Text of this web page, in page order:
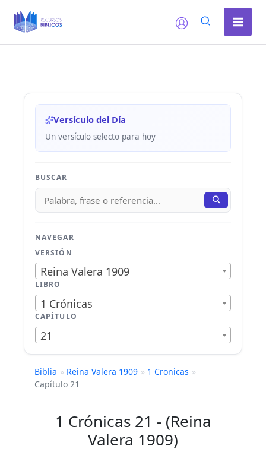
Versículo del Día
Un versículo selecto para hoy
BUSCAR
NAVEGAR
VERSIÓN
Reina Valera 1909
LIBRO
1 Crónicas
CAPÍTULO
21
Biblia » Reina Valera 1909 » 1 Cronicas »
Capítulo 21
1 Crónicas 21 - (Reina
Valera 1909)